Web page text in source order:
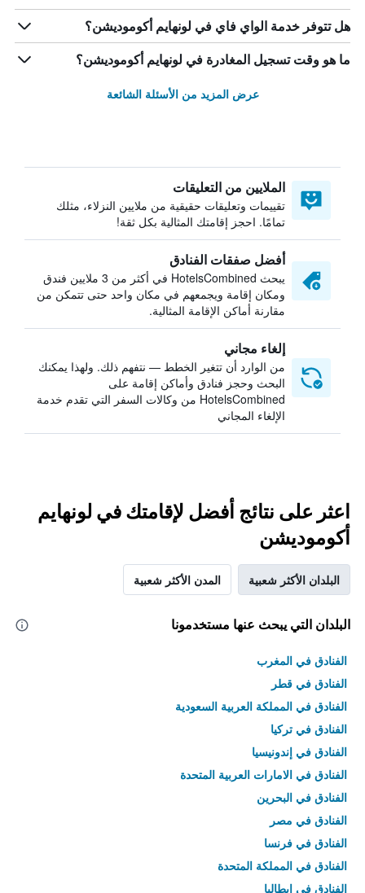
هل تتوفر خدمة الواي فاي في لونهايم أكوموديشن؟
ما هو وقت تسجيل المغادرة في لونهايم أكوموديشن؟
عرض المزيد من الأسئلة الشائعة
الملايين من التعليقات
تقييمات وتعليقات حقيقية من ملايين النزلاء، مثلك
تمامًا. احجز إقامتك المثالية بكل ثقة!
أفضل صفقات الفنادق
يبحث HotelsCombined في أكثر من 3 ملايين فندق
ومكان إقامة ويجمعهم في مكان واحد حتى تتمكن من
مقارنة أماكن الإقامة المثالية.
إلغاء مجاني
من الوارد أن تتغير الخطط — نتفهم ذلك. ولهذا يمكنك
البحث وحجز فنادق وأماكن إقامة على
HotelsCombined من وكالات السفر التي تقدم خدمة
الإلغاء المجاني
اعثر على نتائج أفضل لإقامتك في لونهايم
أكوموديشن
البلدان الأكثر شعبية المدن الأكثر شعبية
البلدان التي يبحث عنها مستخدمونا
الفنادق في المغرب
الفنادق في قطر
الفنادق في المملكة العربية السعودية
الفنادق في تركيا
الفنادق في إندونيسيا
الفنادق في الامارات العربية المتحدة
الفنادق في البحرين
الفنادق في مصر
الفنادق في فرنسا
الفنادق في المملكة المتحدة
الفنادق في إيطاليا